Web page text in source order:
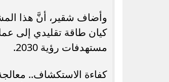
وأضاف شقير، أنَّ هذا
كيان طاقة تقليدي إلى
مستهدفات رؤية 2030.
كفاءة الاستكشاف..